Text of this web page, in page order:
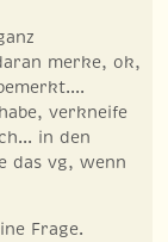
merke, ok,
verkneife
in den
das vg, wenn
Frage.